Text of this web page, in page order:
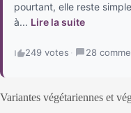
pourtant, elle reste
à... Lire la suite
249 votes · 28
Variantes végétariennes et